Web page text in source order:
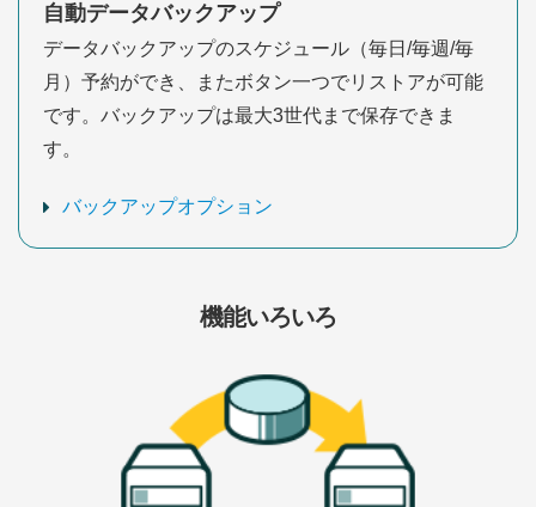
自動データバックアップ
データバックアップのスケジュール（毎日/毎週/毎
月）予約ができ、またボタン一つでリストアが可能
です。バックアップは最大3世代まで保存できま
す。
バックアップオプション
機能いろいろ